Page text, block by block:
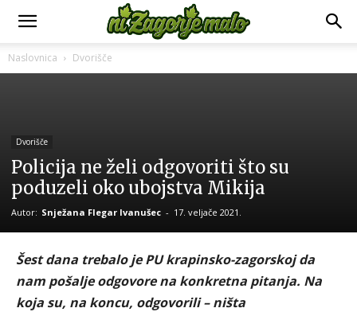
Naslovnica Dvorišče
Dvorišče
Policija ne želi odgovoriti što su
poduzeli oko ubojstva Mikija
Autor: Snježana Flegar Ivanušec - 17. veljače 2021.
Šest dana trebalo je PU krapinsko-zagorskoj da
nam pošalje odgovore na konkretna pitanja. Na
koja su, na koncu, odgovorili – ništa